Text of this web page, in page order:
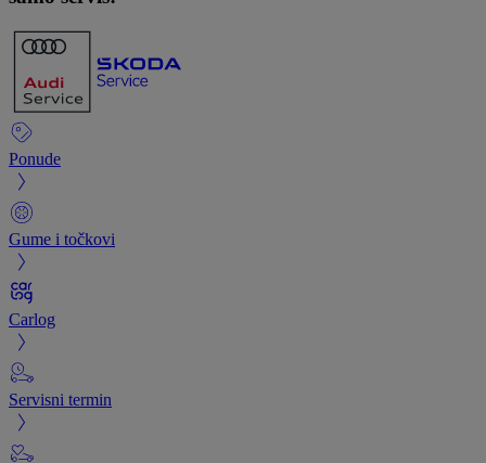
Ponude
Gume i točkovi
Carlog
Servisni termin